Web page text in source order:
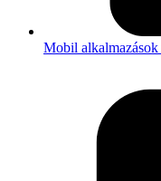
Mobil alkalmazások